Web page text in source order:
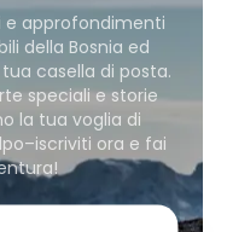
e approfondimenti
della Bosnia ed
casella di posta.
speciali e storie
la tua voglia di
ora e fai